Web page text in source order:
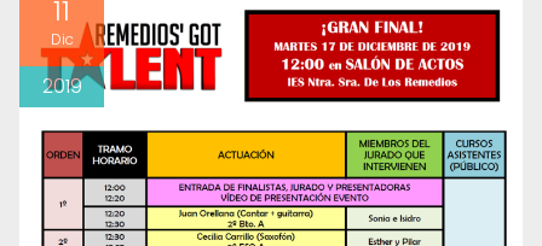
11
Dic
2019